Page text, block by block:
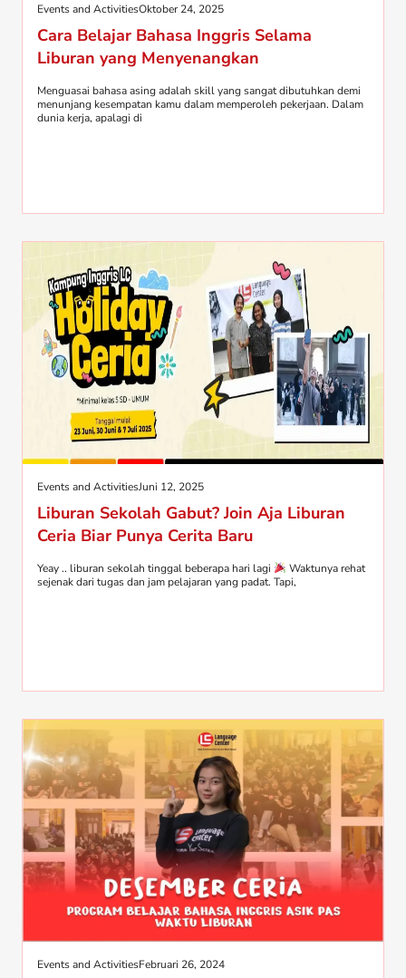
Events and ActivitiesOktober 24, 2025
Cara Belajar Bahasa Inggris Selama
Liburan yang Menyenangkan
Menguasai bahasa asing adalah skill yang sangat dibutuhkan demi
menunjang kesempatan kamu dalam memperoleh pekerjaan. Dalam
dunia kerja, apalagi di
Events and ActivitiesJuni 12, 2025
Liburan Sekolah Gabut? Join Aja Liburan
Ceria Biar Punya Cerita Baru
Yeay .. liburan sekolah tinggal beberapa hari lagi
Waktunya rehat
sejenak dari tugas dan jam pelajaran yang padat. Tapi,
Events and ActivitiesFebruari 26, 2024